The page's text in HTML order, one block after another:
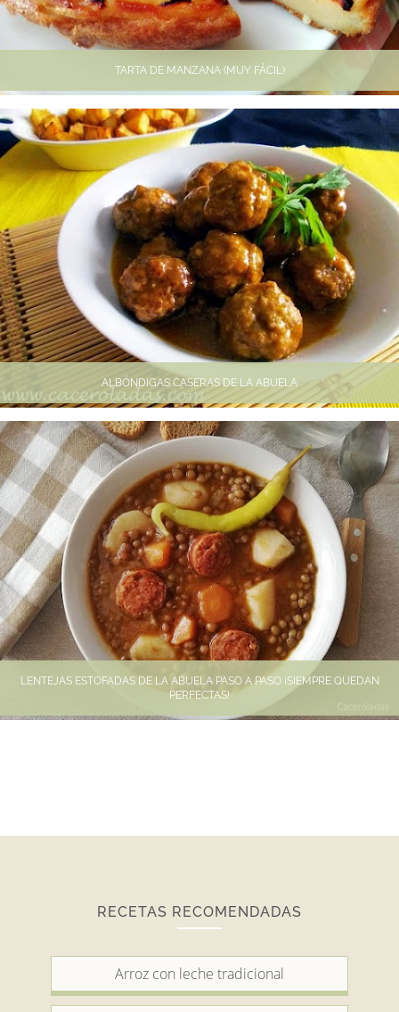
TARTA DE MANZANA (MUY FÁCIL)
ALBÓNDIGAS CASERAS DE LA ABUELA
LENTEJAS ESTOFADAS DE LA ABUELA PASO A PASO ¡SIEMPRE QUEDAN
PERFECTAS!
RECETAS RECOMENDADAS
Arroz con leche tradicional